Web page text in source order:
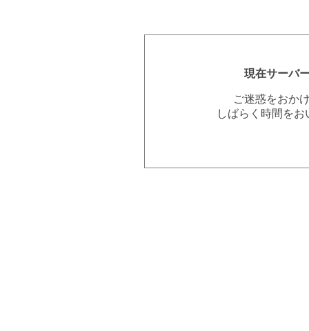
現在サーバ
ご迷惑をおか
しばらく時間を